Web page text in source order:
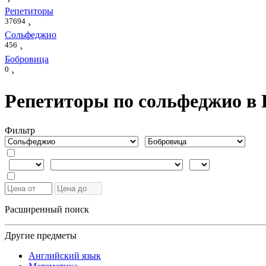
Репетиторы
37694 ›
Сольфеджио
456 ›
Бобровица
0 ›
Репетиторы по сольфеджио в
Фильтр
Расширенный поиск
Другие предметы
Английский язык